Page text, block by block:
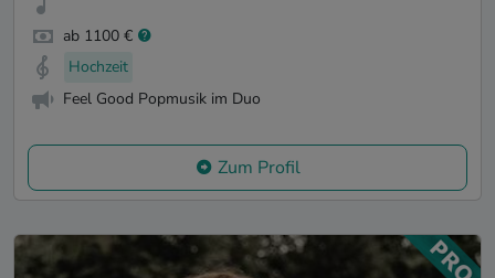
ab 1100 €
Hochzeit
Feel Good Popmusik im Duo
Zum Profil